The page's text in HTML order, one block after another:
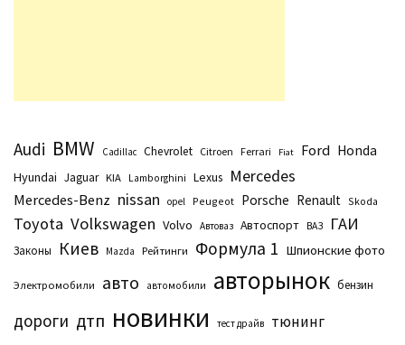
Audi BMW Cadillac Chevrolet Citroen Ferrari Fiat Ford Honda
Hyundai Jaguar KIA Lamborghini Lexus Mercedes
Mercedes-Benz nissan opel Peugeot Porsche Renault Skoda
Toyota Volkswagen Volvo Автоваз Автоспорт ВАЗ ГАИ
Законы Киев Маzda Рейтинги Формула 1 Шпионские фото
Электромобили авто автомобили авторынок бензин
дороги дтп новинки тест драйв тюнинг